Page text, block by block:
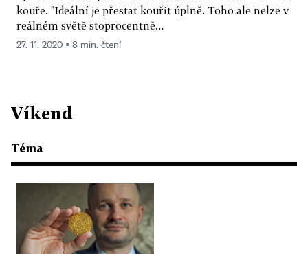
kouře. "Ideální je přestat kouřit úplně. Toho ale nelze v
reálném světě stoprocentně...
27. 11. 2020 ▪ 8 min. čtení
Víkend
Téma